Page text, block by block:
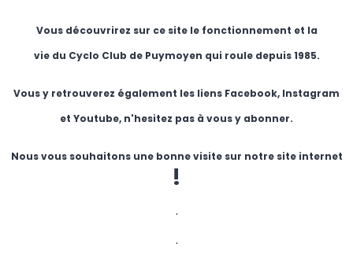
Vous découvrirez sur ce site le fonctionnement et la
vie du Cyclo Club de Puymoyen qui roule depuis 1985.
Vous y retrouverez également les liens Facebook, Instagram
et Youtube, n'hesitez pas à vous y abonner.
Nous vous souhaitons une bonne visite sur notre site internet
!
.
.